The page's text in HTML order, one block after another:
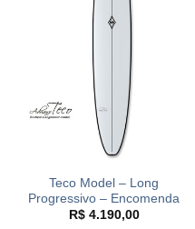
Teco Model – Long
Progressivo – Encomenda
R$4.190,00